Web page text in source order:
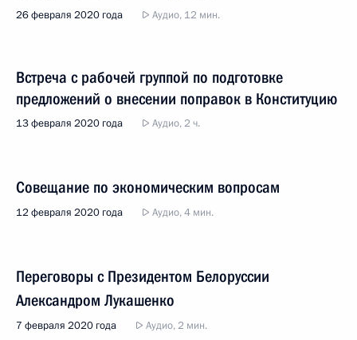
26 февраля 2020 года Аудио, 12 мин.
Встреча с рабочей группой по подготовке
предложений о внесении поправок в Конституцию
13 февраля 2020 года Аудио, 2 ч.
Совещание по экономическим вопросам
12 февраля 2020 года Аудио, 4 мин.
Переговоры с Президентом Белоруссии
Александром Лукашенко
7 февраля 2020 года Аудио, 2 мин.